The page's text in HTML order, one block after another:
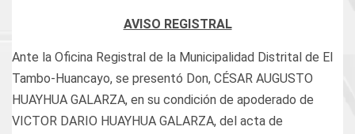
AVISO REGISTRAL
Ante la Oficina Registral de la Municipalidad Distrital de El
Tambo-Huancayo, se presentó Don, CÉSAR AUGUSTO
HUAYHUA GALARZA, en su condición de apoderado de
VICTOR DARIO HUAYHUA GALARZA, del acta de